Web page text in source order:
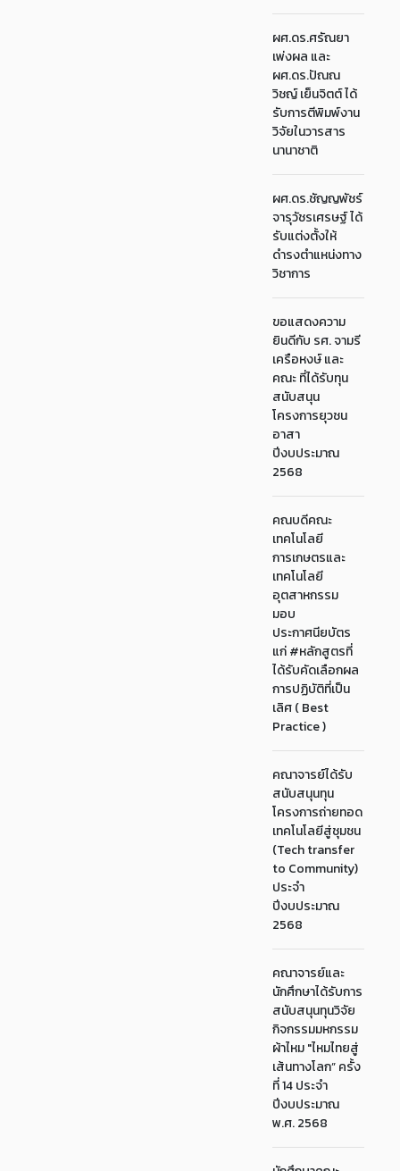
ผศ.ดร.ศรัณยา
เพ่งผล และ
ผศ.ดร.ปัณณ
วิชญ์ เย็นจิตต์ ได้
รับการตีพิมพ์งาน
วิจัยในวารสาร
นานาชาติ
ผศ.ดร.ชัญญพัชร์
จารุวัชรเศรษฐ์ ได้
รับแต่งตั้งให้
ดำรงตำแหน่งทาง
วิชาการ
ขอแสดงความ
ยินดีกับ รศ. จามรี
เครือหงษ์ และ
คณะ ที่ได้รับทุน
สนับสนุน
โครงการยุวชน
อาสา
ปีงบประมาณ
2568
คณบดีคณะ
เทคโนโลยี
การเกษตรและ
เทคโนโลยี
อุตสาหกรรม
มอบ
ประกาศนียบัตร
แก่ #หลักสูตรที่
ได้รับคัดเลือกผล
การปฏิบัติที่เป็น
เลิศ ( Best
Practice )
คณาจารย์ได้รับ
สนับสนุนทุน
โครงการถ่ายทอด
เทคโนโลยีสู่ชุมชน
(Tech transfer
to Community)
ประจำ
ปีงบประมาณ
2568
คณาจารย์และ
นักศึกษาได้รับการ
สนับสนุนทุนวิจัย
กิจกรรมมหกรรม
ผ้าไหม "ไหมไทยสู่
เส้นทางโลก” ครั้ง
ที่ 14 ประจำ
ปีงบประมาณ
พ.ศ. 2568